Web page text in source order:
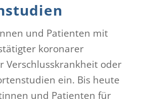
und Patienten mit
koronarer
oder
ein. Bis heute
und Patienten für